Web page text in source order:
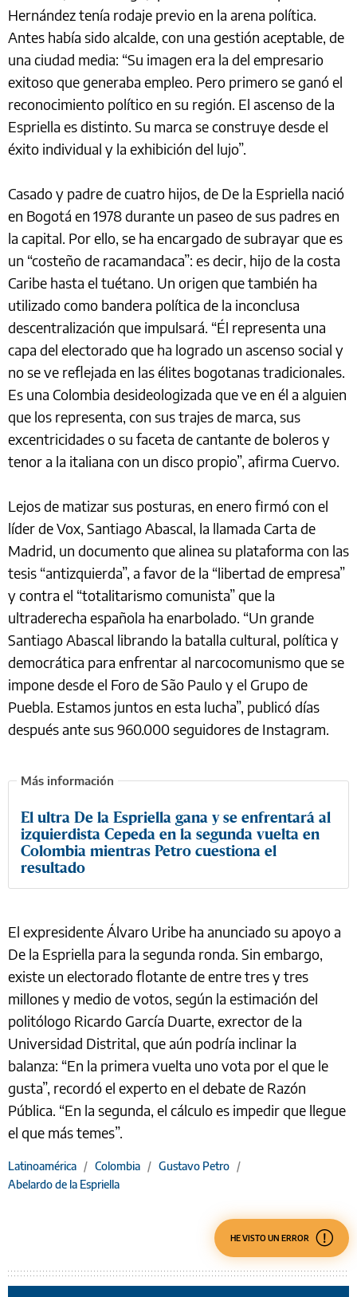
Hernández tenía rodaje previo en la arena política.
Antes había sido alcalde, con una gestión aceptable, de
una ciudad media: “Su imagen era la del empresario
exitoso que generaba empleo. Pero primero se ganó el
reconocimiento político en su región. El ascenso de la
Espriella es distinto. Su marca se construye desde el
éxito individual y la exhibición del lujo”.
Casado y padre de cuatro hijos, de De la Espriella nació
en Bogotá en 1978 durante un paseo de sus padres en
la capital. Por ello, se ha encargado de subrayar que es
un “costeño de racamandaca”: es decir, hijo de la costa
Caribe hasta el tuétano. Un origen que también ha
utilizado como bandera política de la inconclusa
descentralización que impulsará. “Él representa una
capa del electorado que ha logrado un ascenso social y
no se ve reflejada en las élites bogotanas tradicionales.
Es una Colombia desideologizada que ve en él a alguien
que los representa, con sus trajes de marca, sus
excentricidades o su faceta de cantante de boleros y
tenor a la italiana con un disco propio”, afirma Cuervo.
Lejos de matizar sus posturas, en enero firmó con el
líder de Vox, Santiago Abascal, la llamada Carta de
Madrid, un documento que alinea su plataforma con las
tesis “antizquierda”, a favor de la “libertad de empresa”
y contra el “totalitarismo comunista” que la
ultraderecha española ha enarbolado. “Un grande
Santiago Abascal librando la batalla cultural, política y
democrática para enfrentar al narcocomunismo que se
impone desde el Foro de São Paulo y el Grupo de
Puebla. Estamos juntos en esta lucha”, publicó días
después ante sus 960.000 seguidores de Instagram.
El ultra De la Espriella gana y se enfrentará al
izquierdista Cepeda en la segunda vuelta en
Colombia mientras Petro cuestiona el
resultado
El expresidente Álvaro Uribe ha anunciado su apoyo a
De la Espriella para la segunda ronda. Sin embargo,
existe un electorado flotante de entre tres y tres
millones y medio de votos, según la estimación del
politólogo Ricardo García Duarte, exrector de la
Universidad Distrital, que aún podría inclinar la
balanza: “En la primera vuelta uno vota por el que le
gusta”, recordó el experto en el debate de Razón
Pública. “En la segunda, el cálculo es impedir que llegue
el que más temes”.
Latinoamérica / Colombia / Gustavo Petro /
Abelardo de la Espriella
HE VISTO UN ERROR